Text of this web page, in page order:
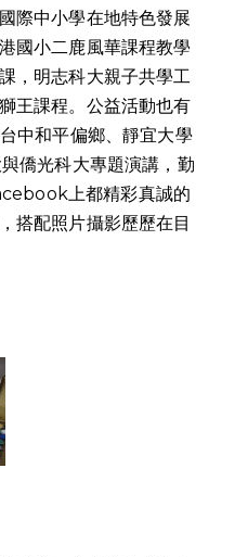
際中小學在地特色發展
國小二鹿風華課程教學
，明志科大親子共學工
王課程。公益活動也有
中和平偏鄉、靜宜大學
僑光科大專題演講，勤
上都精彩真誠的
搭配照片攝影歷歷在目